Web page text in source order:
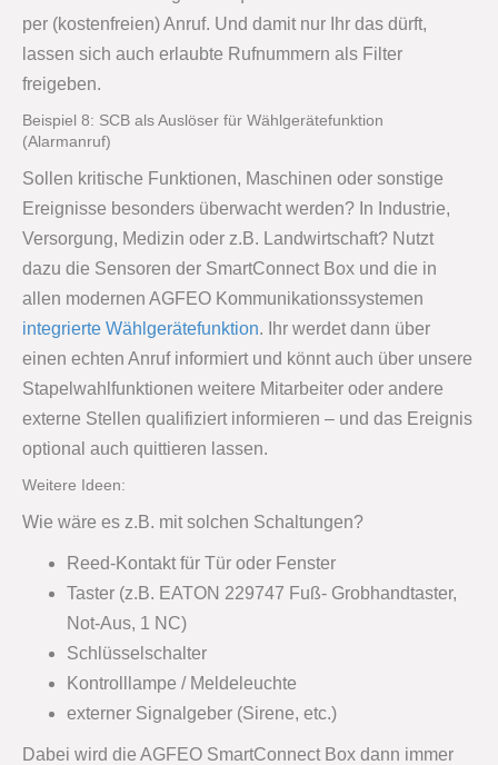
per (kostenfreien) Anruf. Und damit nur Ihr das dürft,
lassen sich auch erlaubte Rufnummern als Filter
freigeben.
Beispiel 8: SCB als Auslöser für Wählgerätefunktion
(Alarmanruf)
Sollen kritische Funktionen, Maschinen oder sonstige
Ereignisse besonders überwacht werden? In Industrie,
Versorgung, Medizin oder z.B. Landwirtschaft? Nutzt
dazu die Sensoren der SmartConnect Box und die in
allen modernen AGFEO Kommunikationssystemen
integrierte Wählgerätefunktion. Ihr werdet dann über
einen echten Anruf informiert und könnt auch über unsere
Stapelwahlfunktionen weitere Mitarbeiter oder andere
externe Stellen qualifiziert informieren – und das Ereignis
optional auch quittieren lassen.
Weitere Ideen:
Wie wäre es z.B. mit solchen Schaltungen?
Reed-Kontakt für Tür oder Fenster
Taster (z.B. EATON 229747 Fuß- Grobhandtaster,
Not-Aus, 1 NC)
Schlüsselschalter
Kontrolllampe / Meldeleuchte
externer Signalgeber (Sirene, etc.)
Dabei wird die AGFEO SmartConnect Box dann immer